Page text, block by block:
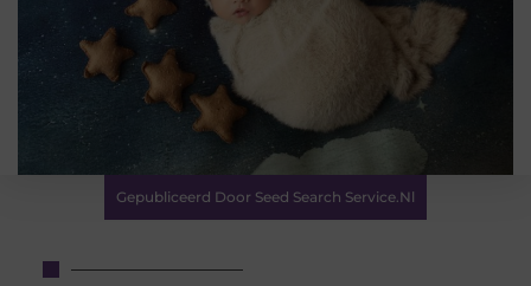
Gepubliceerd Door Seed Search Service.nl